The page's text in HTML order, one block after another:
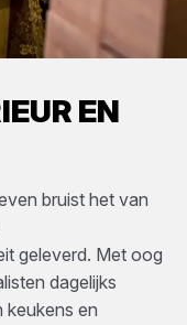
EN
bruist het van
geleverd. Met oog
dagelijks
keukens en